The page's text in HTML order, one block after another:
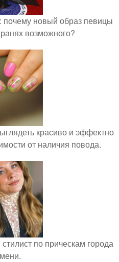
новый образ певицы
возможного?
красиво и эффектно
от наличия повода.
по прическам города